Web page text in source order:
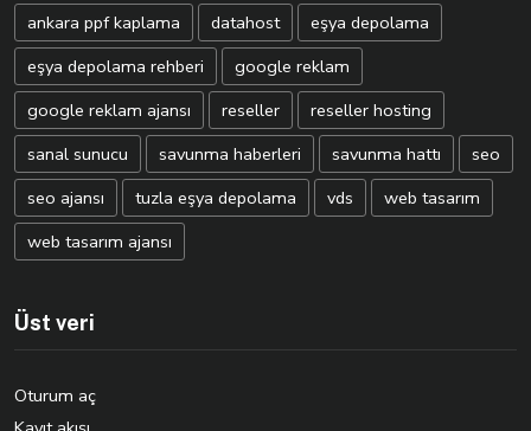
ankara ppf kaplama datahost
eşya depolama
eşya depolama rehberi
google reklam
google reklam ajansı
reseller
reseller hosting
sanal sunucu
savunma haberleri savunma hattı
seo
seo ajansı
tuzla eşya depolama vds
web tasarım
web tasarım ajansı
Üst veri
Oturum aç